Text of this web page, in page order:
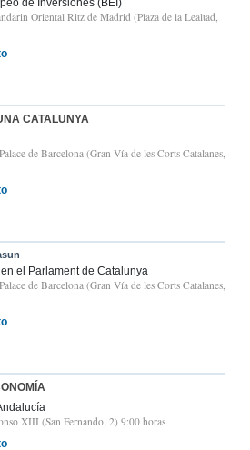
Oriental Ritz de Madrid (Plaza de la Lealtad,
CATALUNYA
de Barcelona (Gran Vía de les Corts Catalanes,
el Parlament de Catalunya
de Barcelona (Gran Vía de les Corts Catalanes,
XIII (San Fernando, 2) 9:00 horas